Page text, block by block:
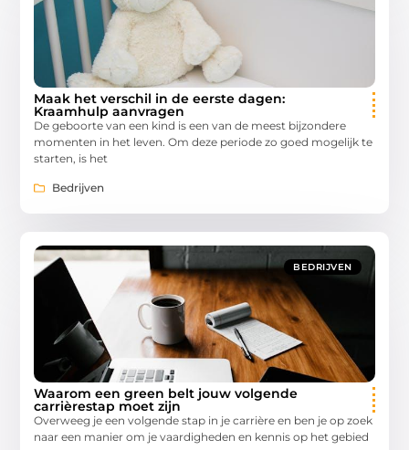
Maak het verschil in de eerste dagen:
Kraamhulp aanvragen
De geboorte van een kind is een van de meest bijzondere
momenten in het leven. Om deze periode zo goed mogelijk te
starten, is het
Bedrijven
BEDRIJVEN
Waarom een green belt jouw volgende
carrièrestap moet zijn
Overweeg je een volgende stap in je carrière en ben je op zoek
naar een manier om je vaardigheden en kennis op het gebied